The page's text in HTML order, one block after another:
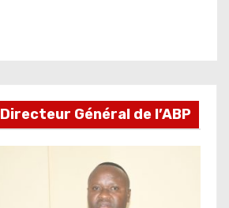
Directeur Général de l’ABP